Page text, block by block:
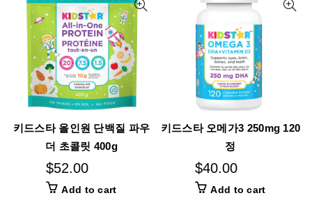
키드스타 올인원 단백질 파우
더 초콜릿 400g
$52.00
Add to cart
키드스타 오메가3 250mg 120
정
$40.00
Add to cart